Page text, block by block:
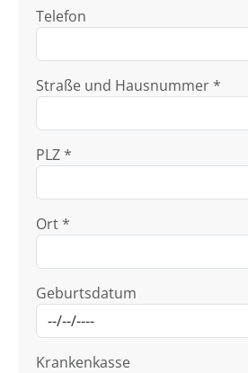
Telefon
Straße und Hausnummer *
PLZ *
Ort *
Geburtsdatum
Krankenkasse